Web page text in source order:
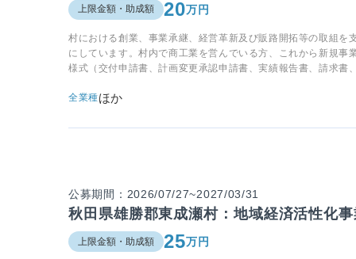
上限金額・助成額 20万円
村における創業、事業承継、経営革新及び販路開拓等の取組
にしています。村内で商工業を営んでいる方、これから新規
様式（交付申請書、計画変更承認申請書、実績報告書、請求書
全業種ほか
公募期間：2026/07/27~2027/03/31
秋田県雄勝郡東成瀬村：地域経済活性化
上限金額・助成額 25万円